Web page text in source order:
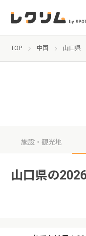
TOP 中国 山口県
施設・観光地
山口県の